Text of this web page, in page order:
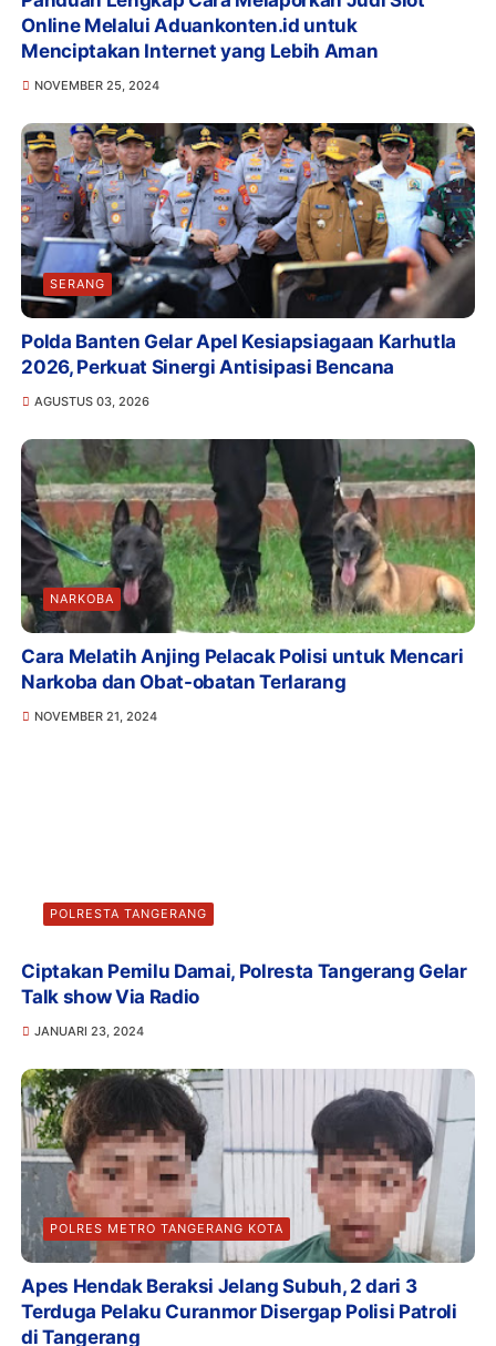
Online Melalui Aduankonten.id untuk
Menciptakan Internet yang Lebih Aman
NOVEMBER 25, 2024
SERANG
Polda Banten Gelar Apel Kesiapsiagaan Karhutla
2026, Perkuat Sinergi Antisipasi Bencana
AGUSTUS 03, 2026
NARKOBA
Cara Melatih Anjing Pelacak Polisi untuk Mencari
Narkoba dan Obat-obatan Terlarang
NOVEMBER 21, 2024
POLRESTA TANGERANG
Ciptakan Pemilu Damai, Polresta Tangerang Gelar
Talk show Via Radio
JANUARI 23, 2024
POLRES METRO TANGERANG KOTA
Apes Hendak Beraksi Jelang Subuh, 2 dari 3
Terduga Pelaku Curanmor Disergap Polisi Patroli
di Tangerang